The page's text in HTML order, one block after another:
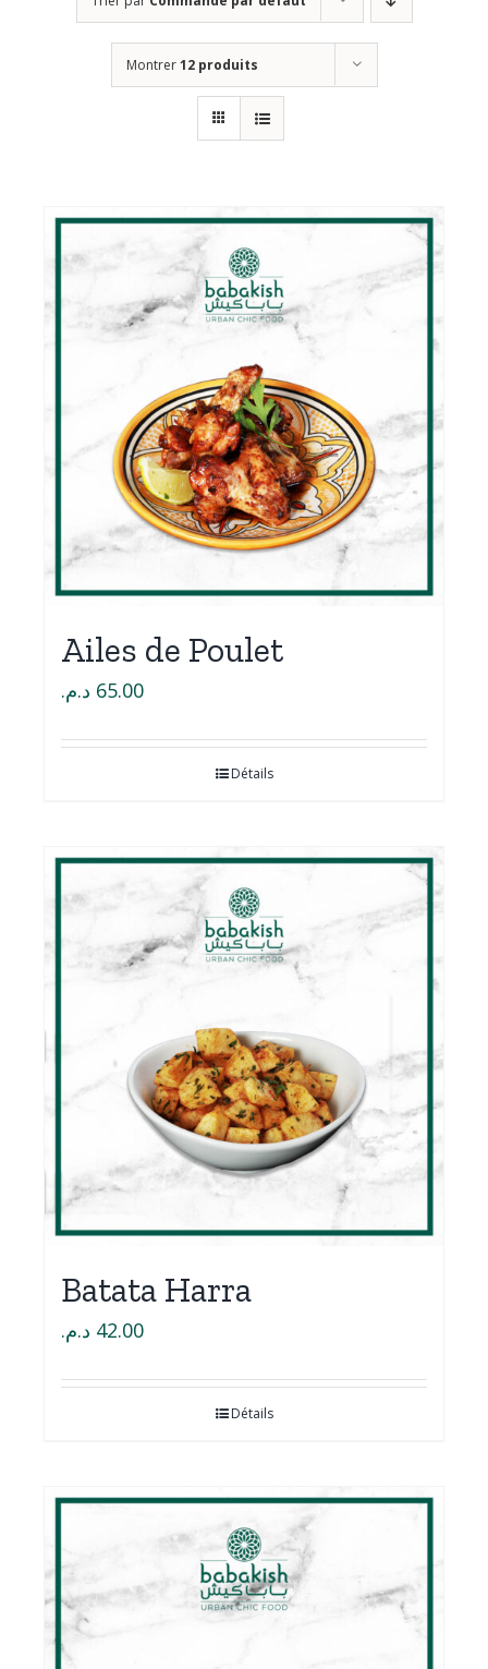
Montrer12 produits
Ailes de Poulet
65.00 د.م.
Détails
Batata Harra
42.00 د.م.
Détails